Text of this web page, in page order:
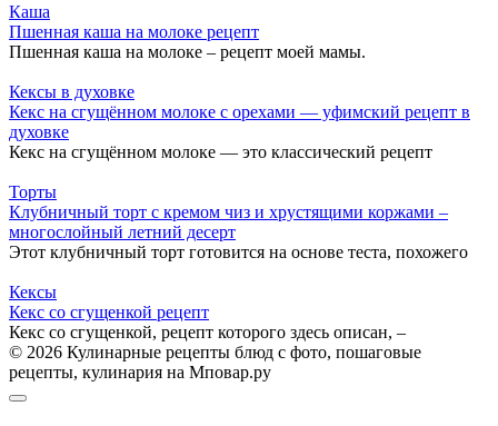
Каша
Пшенная каша на молоке рецепт
Пшенная каша на молоке – рецепт моей мамы.
Кексы в духовке
Кекс на сгущённом молоке с орехами — уфимский рецепт в
духовке
Кекс на сгущённом молоке — это классический рецепт
Торты
Клубничный торт с кремом чиз и хрустящими коржами –
многослойный летний десерт
Этот клубничный торт готовится на основе теста, похожего
Кексы
Кекс со сгущенкой рецепт
Кекс со сгущенкой, рецепт которого здесь описан, –
© 2026 Кулинарные рецепты блюд с фото, пошаговые
рецепты, кулинария на Мповар.ру